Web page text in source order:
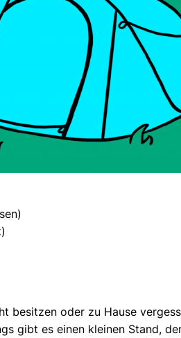
besitzen oder zu Hause
gibt es einen kleinen Stand,